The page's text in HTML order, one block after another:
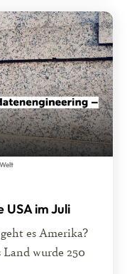
USA im Juli
es Amerika?
wurde 250